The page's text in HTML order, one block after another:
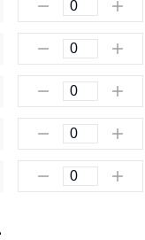
спецодежда
одежда
уборы